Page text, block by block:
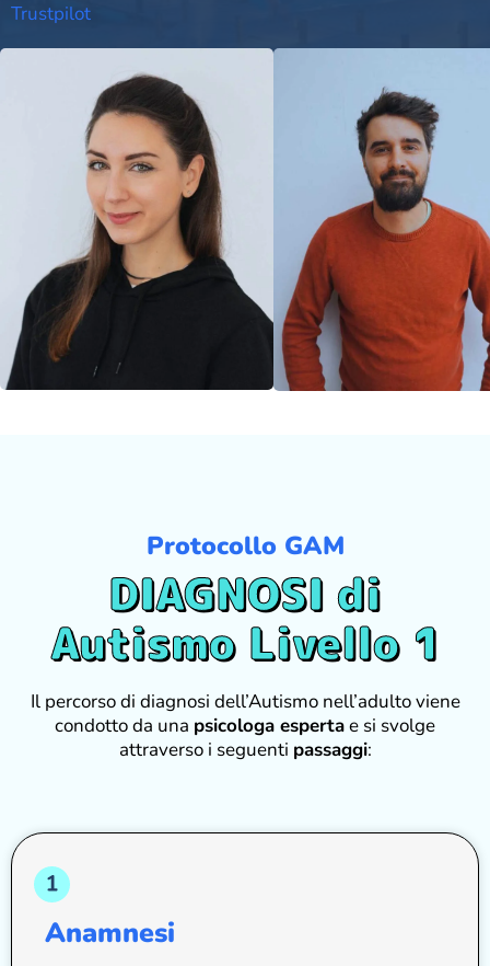
Trustpilot
Protocollo GAM
DIAGNOSI di
Autismo Livello 1
Il percorso di diagnosi dell’Autismo nell’adulto viene
condotto da una psicologa espertae si svolge
attraverso i seguenti passaggi:
Anamnesi